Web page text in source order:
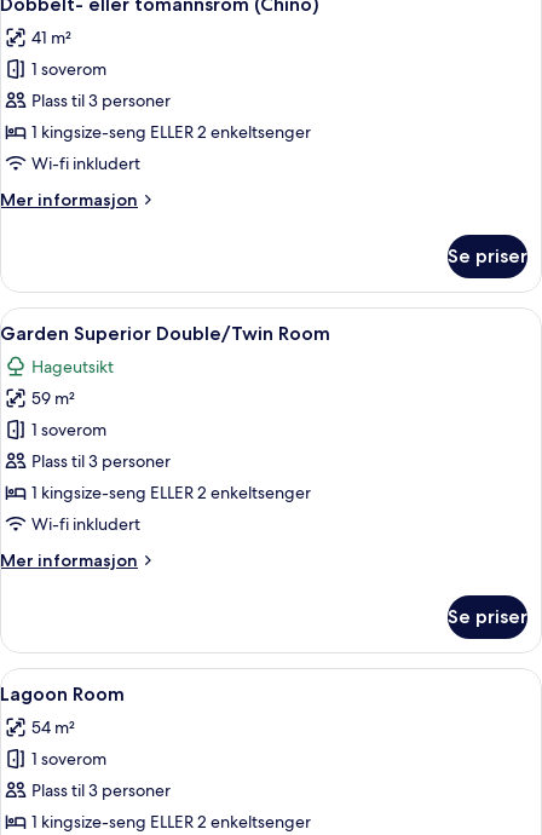
alle
bildene
av
Dobbelt-
eller
tomannsrom
41 m²
1 soverom
Plass til 3 personer
1 kingsize-seng ELLER 2 enkeltsenger
Wi-fi inkludert
Mer informasjon
Mer
eller
tomannsrom
(Chino)
Se priser
Åpne
alle
bildene
av
Garden
Superior
Double/Twin
Room
Garden Superior Double/Twin
5
Garden Superior Double/Twin Room
Hageutsikt
59 m²
1 soverom
Plass til 3 personer
1 kingsize-seng ELLER 2 enkeltsenger
Wi-fi inkludert
Mer informasjon
Mer
Superior
Double/Twin
Room
Se priser
Åpne
alle
bildene
av
Lagoon
Room
Lagoon Room | Safe på rommet,
10
Lagoon Room
54 m²
1 soverom
Plass til 3 personer
1 kingsize-seng ELLER 2 enkeltsenger